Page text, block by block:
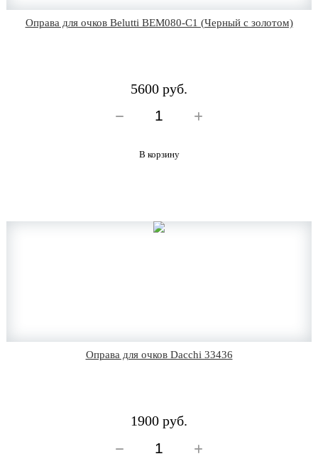
Оправа для очков Belutti BEM080-C1 (Черный с золотом)
5600 руб.
В корзину
Оправа для очков Dacchi 33436
1900 руб.